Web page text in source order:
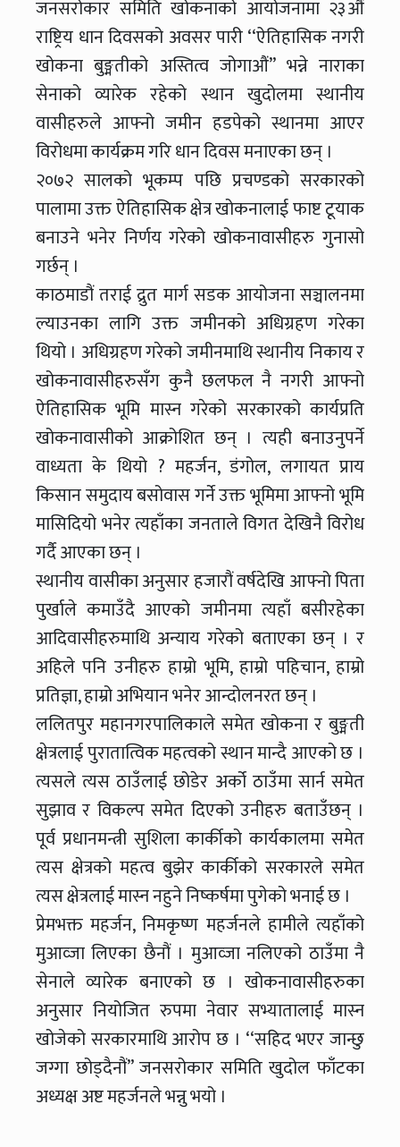
जनसरोकार समिति खोकनाको आयोजनामा २३औं
राष्ट्रिय धान दिवसको अवसर पारी ‘‘ऐतिहासिक नगरी
खोकना बुङ्मतीको अस्तित्व जोगाऔं’’ भन्ने नाराका
सेनाको व्यारेक रहेको स्थान खुदोलमा स्थानीय
वासीहरुले आफ्नो जमीन हडपेको स्थानमा आएर
विरोधमा कार्यक्रम गरि धान दिवस मनाएका छन् ।
२०७२ सालको भूकम्प पछि प्रचण्डको सरकारको
पालामा उक्त ऐतिहासिक क्षेत्र खोकनालाई फाष्ट टूयाक
बनाउने भनेर निर्णय गरेको खोकनावासीहरु गुनासो
गर्छन् ।
काठमाडौं तराई द्रुत मार्ग सडक आयोजना सञ्चालनमा
ल्याउनका लागि उक्त जमीनको अधिग्रहण गरेका
थियो । अधिग्रहण गरेको जमीनमाथि स्थानीय निकाय र
खोकनावासीहरुसँग कुनै छलफल नै नगरी आफ्नो
ऐतिहासिक भूमि मास्न गरेको सरकारको कार्यप्रति
खोकनावासीको आक्रोशित छन् । त्यही बनाउनुपर्ने
वाध्यता के थियो ? महर्जन, डंगोल, लगायत प्राय
किसान समुदाय बसोवास गर्ने उक्त भूमिमा आफ्नो भूमि
मासिदियो भनेर त्यहाँका जनताले विगत देखिनै विरोध
गर्दै आएका छन् ।
स्थानीय वासीका अनुसार हजारौं वर्षदेखि आफ्नो पिता
पुर्खाले कमाउँदै आएको जमीनमा त्यहाँ बसीरहेका
आदिवासीहरुमाथि अन्याय गरेको बताएका छन् । र
अहिले पनि उनीहरु हाम्रो भूमि, हाम्रो पहिचान, हाम्रो
प्रतिज्ञा, हाम्रो अभियान भनेर आन्दोलनरत छन् ।
ललितपुर महानगरपालिकाले समेत खोकना र बुङ्मती
क्षेत्रलाई पुरातात्विक महत्वको स्थान मान्दै आएको छ ।
त्यसले त्यस ठाउँलाई छोडेर अर्को ठाउँमा सार्न समेत
सुझाव र विकल्प समेत दिएको उनीहरु बताउँछन् ।
पूर्व प्रधानमन्त्री सुशिला कार्कीको कार्यकालमा समेत
त्यस क्षेत्रको महत्व बुझेर कार्कीको सरकारले समेत
त्यस क्षेत्रलाई मास्न नहुने निष्कर्षमा पुगेको भनाई छ ।
प्रेमभक्त महर्जन, निमकृष्ण महर्जनले हामीले त्यहाँको
मुआव्जा लिएका छैनौं । मुआव्जा नलिएको ठाउँमा नै
सेनाले व्यारेक बनाएको छ । खोकनावासीहरुका
अनुसार नियोजित रुपमा नेवार सभ्यातालाई मास्न
खोजेको सरकारमाथि आरोप छ । ‘‘सहिद भएर जान्छु
जग्गा छोड्दैनौं’’ जनसरोकार समिति खुदोल फाँटका
अध्यक्ष अष्ट महर्जनले भन्नु भयो ।